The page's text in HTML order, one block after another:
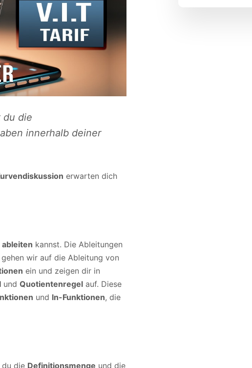
du die
innerhalb deiner
erwarten dich
ableiten kannst. Die Ableitungen
wir auf die Ableitung von
ein und zeigen dir in
und Quotientenregel auf. Diese
und ln-Funktionen, die
du die Definitionsmenge und die